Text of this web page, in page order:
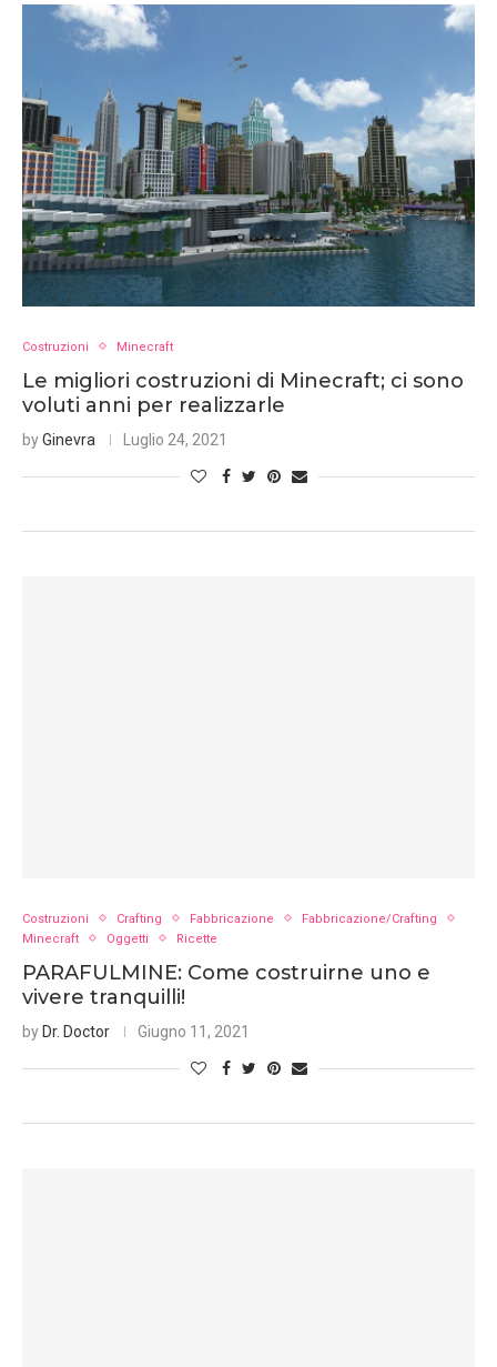
Costruzioni Minecraft
Le migliori costruzioni di Minecraft; ci sono
voluti anni per realizzarle
byGinevra Luglio 24, 2021
Costruzioni Crafting Fabbricazione
Fabbricazione/Crafting
Minecraft
Oggetti Ricette
PARAFULMINE: Come costruirne uno e
vivere tranquilli!
by Dr. Doctor Giugno 11, 2021